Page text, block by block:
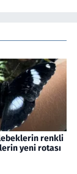
renkli
yeni rotası